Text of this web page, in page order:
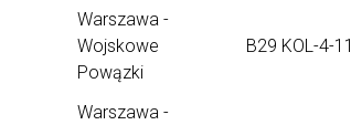
Warszawa -
Wojskowe
Powązki
B29 KOL-4-11
Warszawa -